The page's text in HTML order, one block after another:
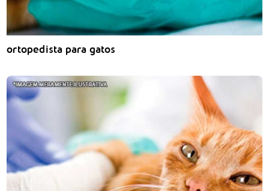
ortopedista para gatos